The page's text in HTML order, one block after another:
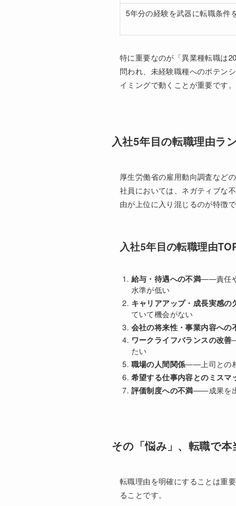
5年分の経験を武器に転職条件
特に重要なのが「異業種転職は
問われ、未経験職種へのポテン
イミングで動くことが重要です。
入社5年目の転職理由ラ
厚生労働省の雇用動向調査など
社員においては、ネガティブな
由が上位に入り混じるのが特徴で
入社5年目の転職理由
給与・待遇への不満——責任や
水準が低い
キャリアアップ・成長実感の
ていて機会がない
会社の将来性・事業内容への
ワークライフバランスの改善
たい
職場の人間関係——上司との
希望する仕事内容とのミスマ
評価制度への不満——成果を
その「悩み」、転職で
転職理由を明確にすることは重
ることです。